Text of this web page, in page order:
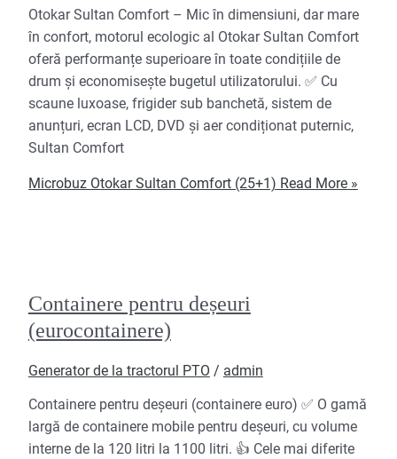
Otokar Sultan Comfort – Mic în dimensiuni, dar mare
în confort, motorul ecologic al Otokar Sultan Comfort
oferă performanțe superioare în toate condițiile de
drum și economisește bugetul utilizatorului. ✅ Cu
scaune luxoase, frigider sub banchetă, sistem de
anunțuri, ecran LCD, DVD și aer condiționat puternic,
Sultan Comfort
Microbuz Otokar Sultan Comfort (25+1) Read More »
Containere pentru deșeuri
(eurocontainere)
Generator de la tractorul PTO / admin
Containere pentru deșeuri (containere euro) ✅ O gamă
largă de containere mobile pentru deșeuri, cu volume
interne de la 120 litri la 1100 litri. 👍 Cele mai diferite